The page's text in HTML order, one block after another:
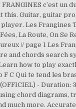
c’est un
this. Guitar, guitar
Les Frangines
La Route, On Se
// page 1 Les
and chords search
how to play
F C Qui te tend les
- Duration:
chord diagrams,
much more.